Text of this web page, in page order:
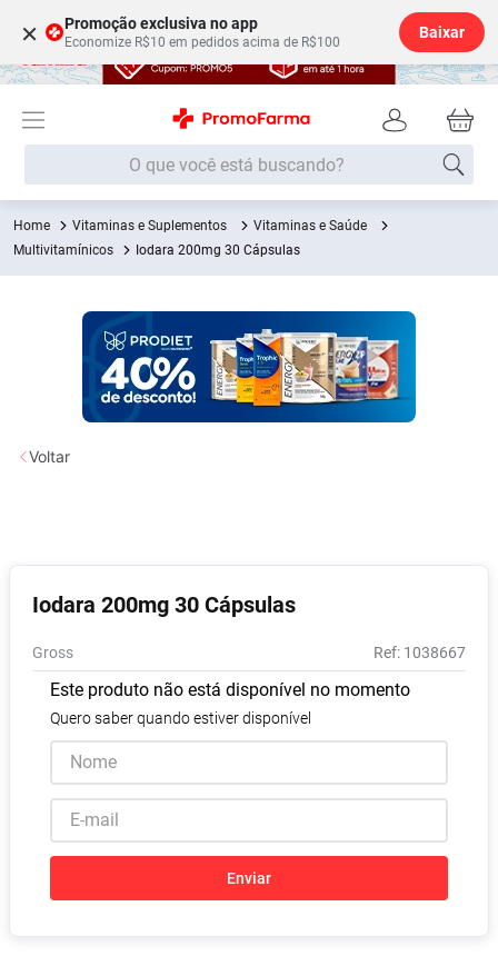
× Promoção exclusiva no app
Economize R$10 em pedidos acima de R$100
Baixar
O que você está buscando?
Vitaminas e Suplementos
Vitaminas e Saúde
Multivitamínicos
Iodara 200mg 30 Cápsulas
Iodara 200mg 30 Cápsulas
Gross : 1038667
Este produto não está disponível no momento
Quero saber quando estiver disponível
Enviar
Voltar
Termos mais buscados
1º Fralda
Lenço Umedecido
Medley
Fralda Xg
Fralda G
6
9º Pampers Confort Sec
10º Lavitan